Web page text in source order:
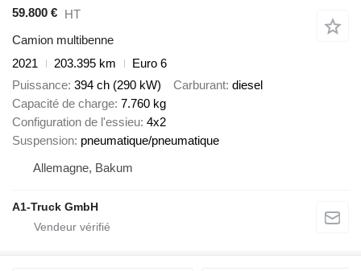
59.800 € HT
Camion multibenne
2021
203.395 km
Euro 6
Puissance 394 ch (290 kW) Carburant diesel
Capacité de charge 7.760 kg
Configuration de l'essieu 4x2
Suspension pneumatique/pneumatique
Allemagne, Bakum
A1-Truck GmbH